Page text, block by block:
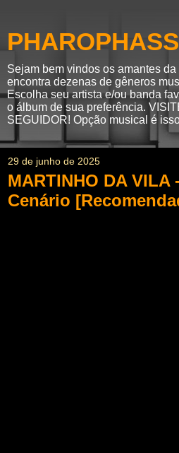
Sejam bem vindos os amantes
encontra dezenas de gêneros
Escolha seu artista e/ou banda
o álbum de sua preferência.
SEGUIDOR! Opção musical é
29 de junho de 2025
MARTINHO DA VILA
Cenário